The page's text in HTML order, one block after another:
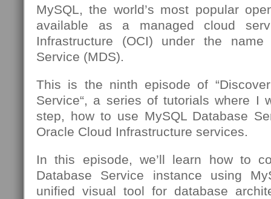
OCI
Shell
MySQL, the world’s most popular
available as a managed cloud
Infrastructure (OCI) under the
Service (MDS).
This is the ninth episode of
Service“, a series of tutorials where I
step, how to use MySQL Database
Oracle Cloud Infrastructure services.
In this episode, we’ll learn how to
Database Service instance using
unified visual tool for database